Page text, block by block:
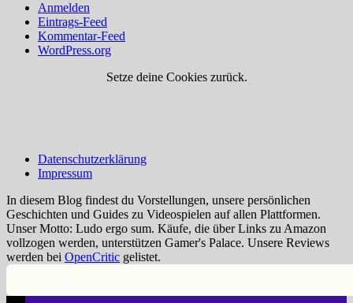
Anmelden
Eintrags-Feed
Kommentar-Feed
WordPress.org
Setze deine Cookies zurück.
Datenschutzerklärung
Impressum
In diesem Blog findest du Vorstellungen, unsere persönlichen
Geschichten und Guides zu Videospielen auf allen Plattformen.
Unser Motto: Ludo ergo sum. Käufe, die über Links zu Amazon
vollzogen werden, unterstützen Gamer's Palace. Unsere Reviews
werden bei OpenCritic gelistet.